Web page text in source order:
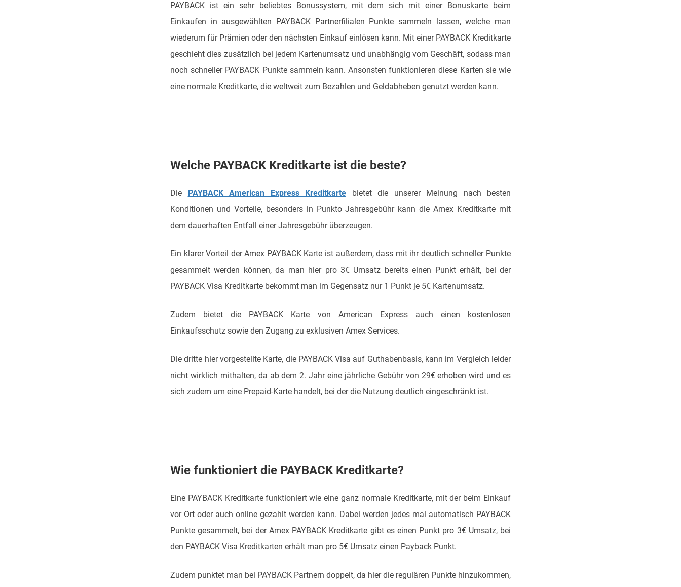
PAYBACK ist ein sehr beliebtes Bonussystem, mit dem sich mit einer Bonuskarte beim
Einkaufen in ausgewählten PAYBACK Partnerfilialen Punkte sammeln lassen, welche man
wiederum für Prämien oder den nächsten Einkauf einlösen kann. Mit einer PAYBACK Kreditkarte
geschieht dies zusätzlich bei jedem Kartenumsatz und unabhängig vom Geschäft, sodass man
noch schneller PAYBACK Punkte sammeln kann. Ansonsten funktionieren diese Karten sie wie
eine normale Kreditkarte, die weltweit zum Bezahlen und Geldabheben genutzt werden kann.
Welche PAYBACK Kreditkarte ist die beste?
Die PAYBACK American Express Kreditkarte bietet die unserer Meinung nach besten
Konditionen und Vorteile, besonders in Punkto Jahresgebühr kann die Amex Kreditkarte mit
dem dauerhaften Entfall einer Jahresgebühr überzeugen.
Ein klarer Vorteil der Amex PAYBACK Karte ist außerdem, dass mit ihr deutlich schneller Punkte
gesammelt werden können, da man hier pro 3€ Umsatz bereits einen Punkt erhält, bei der
PAYBACK Visa Kreditkarte bekommt man im Gegensatz nur 1 Punkt je 5€ Kartenumsatz.
Zudem bietet die PAYBACK Karte von American Express auch einen kostenlosen
Einkaufsschutz sowie den Zugang zu exklusiven Amex Services.
Die dritte hier vorgestellte Karte, die PAYBACK Visa auf Guthabenbasis, kann im Vergleich leider
nicht wirklich mithalten, da ab dem 2. Jahr eine jährliche Gebühr von 29€ erhoben wird und es
sich zudem um eine Prepaid-Karte handelt, bei der die Nutzung deutlich eingeschränkt ist.
Wie funktioniert die PAYBACK Kreditkarte?
Eine PAYBACK Kreditkarte funktioniert wie eine ganz normale Kreditkarte, mit der beim Einkauf
vor Ort oder auch online gezahlt werden kann. Dabei werden jedes mal automatisch PAYBACK
Punkte gesammelt, bei der Amex PAYBACK Kreditkarte gibt es einen Punkt pro 3€ Umsatz, bei
den PAYBACK Visa Kreditkarten erhält man pro 5€ Umsatz einen Payback Punkt.
Zudem punktet man bei PAYBACK Partnern doppelt, da hier die regulären Punkte hinzukommen,